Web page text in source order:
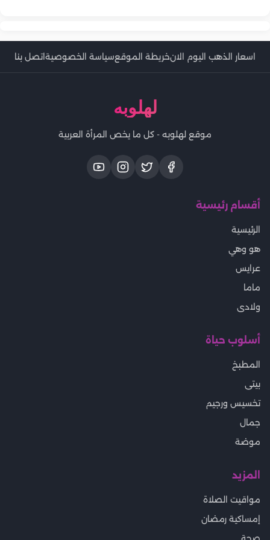
اسعار الذهب اليوم الانخريطة الموقعسياسة الخصوصيةاتصل بنا
لهلوبه
موقع لهلوبه - كل ما يخص المرأة العربية
أقسام رئيسية
الرئيسية
هو وهي
عرايس
ماما
ولادى
أسلوب حياة
المطبخ
بيتى
تخسيس ورجيم
جمال
موضة
المزيد
مواقيت الصلاة
إمساكية رمضان